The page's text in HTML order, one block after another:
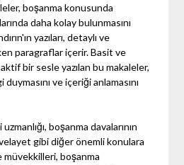
boşanma konusunda
daha kolay bulunmasını
yazıları, detaylı ve
paragraflar içerir. Basit ve
bir sesle yazılan bu makaleler,
ve içeriği anlamasını
boşanma davalarının
velayet gibi diğer önemli konulara
müvekkilleri, boşanma